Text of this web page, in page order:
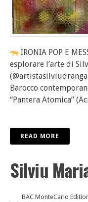
IRONIA POP E
esplorare l’arte di
Barocco
“Pantera Atomica”
READ MORE
Silviu
BAC MonteCarlo